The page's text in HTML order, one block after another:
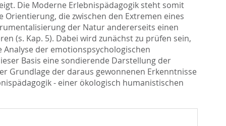
Die Moderne Erlebnispädagogik steht somit
die zwischen den Extremen eines
der Natur andererseits einen
(s. Kap. 5). Dabei wird zunächst zu prüfen sein,
der emotionspsychologischen
Basis eine sondierende Darstellung der
Grundlage der daraus gewonnenen Erkenntnisse
- einer ökologisch humanistischen